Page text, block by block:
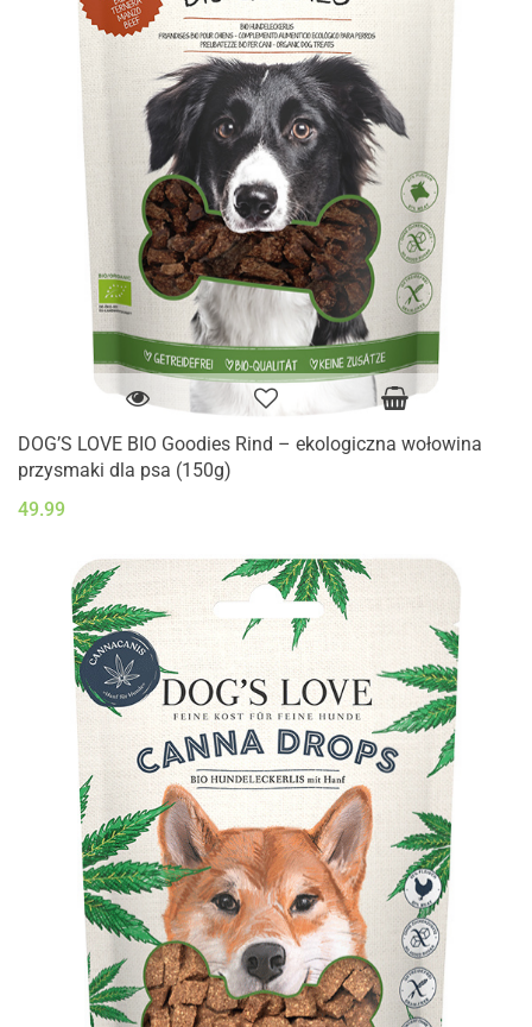
DOG’S LOVE BIO Goodies Rind – ekologiczna wołowina
przysmaki dla psa (150g)
49.99